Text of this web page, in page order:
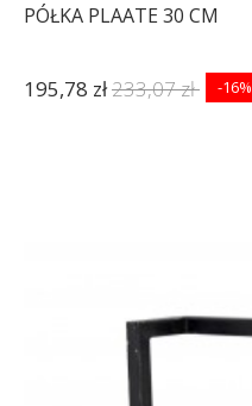
PÓŁKA PLAATE 30 CM
195,78 zł233,07 zł -16%